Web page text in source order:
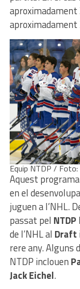
aproximadament
aproximadament
Equip NTDP / Foto:
Aquest
en el
juguen a l’NHL.
passat pel NTDP
de l’NHL al Draft
rere any. Alguns
NTDP inclouen
Jack Eichel.